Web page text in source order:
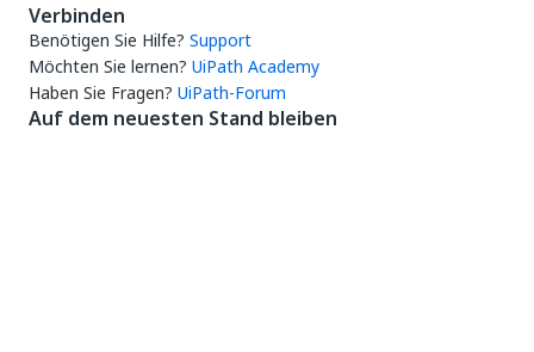
Verbinden
Benötigen Sie Hilfe? Support
Möchten Sie lernen? UiPath Academy
Haben Sie Fragen? UiPath-Forum
Auf dem neuesten Stand bleiben